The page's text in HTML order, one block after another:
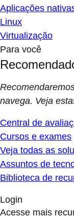
Aplicações
Linux
Virtualização
Para você
navega. Veja
Central de
Cursos e exames
Veja todas as
Assuntos de
Biblioteca de
Login
Acesse mais